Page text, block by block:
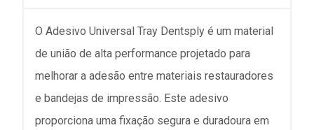
O Adesivo Universal Tray Dentsply é um material
de união de alta performance projetado para
melhorar a adesão entre materiais restauradores
e bandejas de impressão. Este adesivo
proporciona uma fixação segura e duradoura em